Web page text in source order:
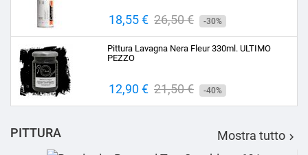
Prezzo
18,55 € Prezzo
base
26,50 € -30%
Pittura Lavagna Nera Fleur 330ml. ULTIMO
PEZZO
Prezzo
12,90 € Prezzo
base
21,50 € -40%
PITTURA Mostra tutto 